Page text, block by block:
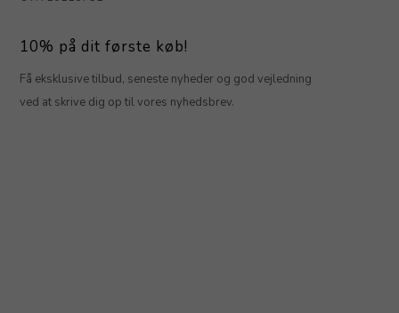
10% på dit første køb!
Få eksklusive tilbud, seneste nyheder og god vejledning
ved at skrive dig op til vores nyhedsbrev.